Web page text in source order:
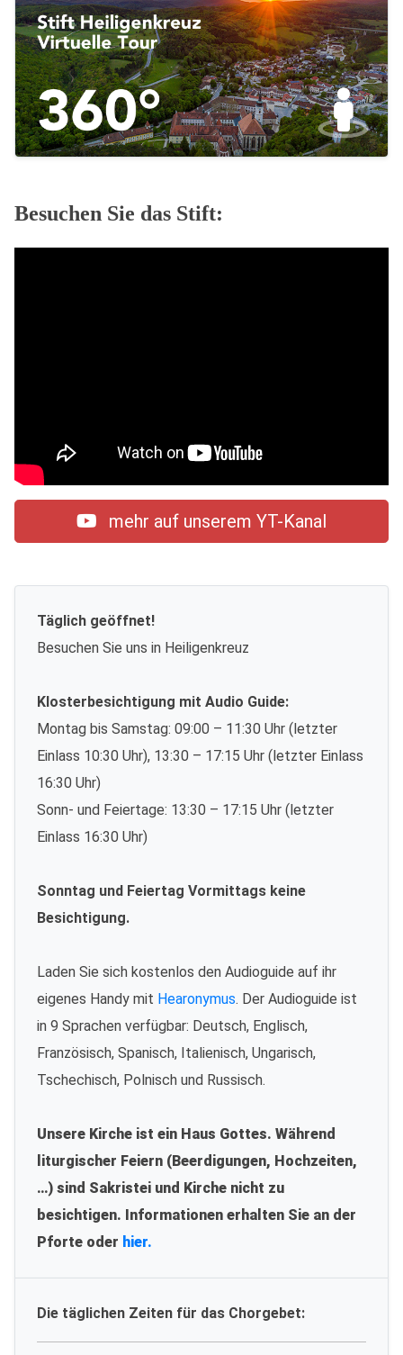
Besuchen Sie das Stift:
mehr auf unserem YT-Kanal
Täglich geöffnet!
Besuchen Sie uns in Heiligenkreuz
Klosterbesichtigung mit Audio Guide:
Montag bis Samstag: 09:00 – 11:30 Uhr (letzter
Einlass 10:30 Uhr), 13:30 – 17:15 Uhr (letzter Einlass
16:30 Uhr)
Sonn- und Feiertage: 13:30 – 17:15 Uhr (letzter
Einlass 16:30 Uhr)
Sonntag und Feiertag Vormittags keine
Besichtigung.
Laden Sie sich kostenlos den Audioguide auf ihr
eigenes Handy mit Hearonymus. Der Audioguide ist
in 9 Sprachen verfügbar: Deutsch, Englisch,
Französisch, Spanisch, Italienisch, Ungarisch,
Tschechisch, Polnisch und Russisch.
Unsere Kirche ist ein Haus Gottes. Während
liturgischer Feiern (Beerdigungen, Hochzeiten,
…) sind Sakristei und Kirche nicht zu
besichtigen. Informationen erhalten Sie an der
Pforte oder hier.
Die täglichen Zeiten für das Chorgebet: